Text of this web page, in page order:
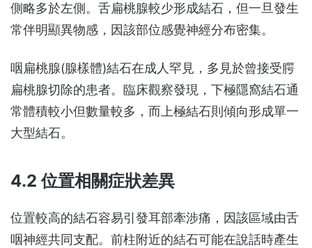
側略多於左側。舌扁桃腺較少形成結石，但一旦發生
常伴明顯異物感，因該部位感覺神經分布密集。
咽扁桃腺(腺樣體)結石在成人罕見，多見於曾接受腭
扁桃腺切除的患者。臨床觀察發現，下極隱窩結石通
常體積較小但數量較多，而上極結石則傾向形成單一
大型結石。
4.2 位置相關症狀差異
位置較高的結石容易引發耳部牽涉痛，因該區域由舌
咽神經共同支配。前柱附近的結石可能在說話時產生